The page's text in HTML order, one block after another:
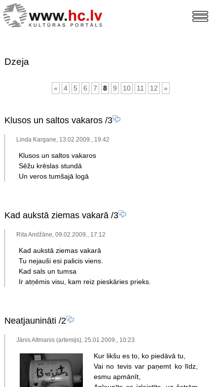
Dzeja
« 4 5 6 7 8 9 10 11 12 »
Klusos un saltos vakaros/3
Linda Kargane, 13.02.2009., 19:42
Klusos un saltos vakaros
Sēžu krēslas stundā
Un veros tumšajā logā
Kad aukstā ziemas vakarā/3
Rita Andžāne, 09.02.2009., 17:12
Kad aukstā ziemas vakarā
Tu nejauši esi palicis viens.
Kad sals un tumsa
Ir atņēmis visu, kam reiz pieskāries prieks.
Neatjaunināti /2
Jānis Altmanis (artemijs), 25.01.2009., 10:23
Kur likšu es to, ko piedāvā tu,
Vai no tevis var paņemt ko līdz,
esmu apmānīt,